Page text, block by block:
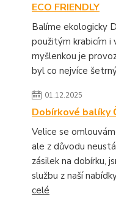
ECO FRIENDLY
Balíme ekologicky
použitým krabicím i
myšlenkou je
byl co nejvíce
01.12.2025
Dobírkové balíky
Velice se
ale z důvodu
zásilek na dobírku,
službu z naší
celé